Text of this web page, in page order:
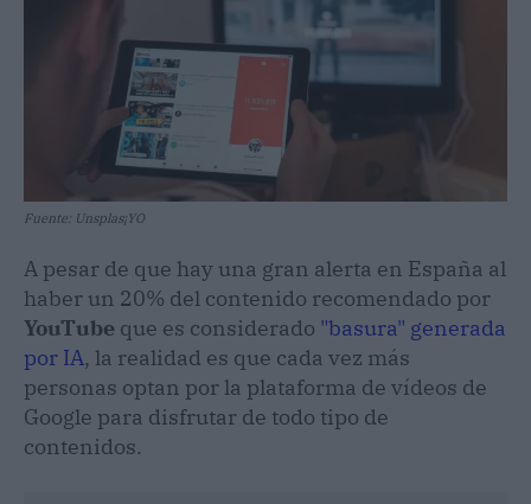
Fuente: Unsplas¡YO
A pesar de que hay una gran alerta en España al
haber un 20% del contenido recomendado por
YouTube que es considerado "basura" generada
por IA, la realidad es que cada vez más
personas optan por la plataforma de vídeos de
Google para disfrutar de todo tipo de
contenidos.